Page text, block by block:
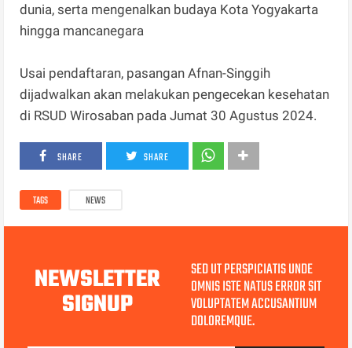
dunia, serta mengenalkan budaya Kota Yogyakarta
hingga mancanegara
Usai pendaftaran, pasangan Afnan-Singgih
dijadwalkan akan melakukan pengecekan kesehatan
di RSUD Wirosaban pada Jumat 30 Agustus 2024.
SHARE SHARE
TAGS NEWS
NEWSLETTER
SIGNUP
SED UT PERSPICIATIS UNDE
OMNIS ISTE NATUS ERROR SIT
VOLUPTATEM ACCUSANTIUM
DOLOREMQUE.